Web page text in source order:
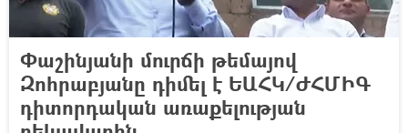
Փաշինյանի մուրճի թեմայով
Զոհրաբյանը դիմել է ԵԱՀԿ/ԺՀՄԻԳ
դիտորդական առաքելության